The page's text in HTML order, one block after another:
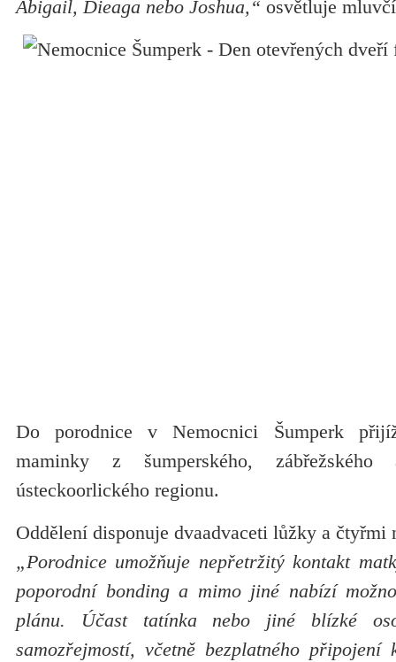
Abigail, Dieaga nebo Joshua,“ osvětluje
Do porodnice v Nemocnici Šumperk
maminky z šumperského,
ústeckoorlického regionu.
Oddělení disponuje dvaadvaceti lůžky a čtyřmi
„Porodnice umožňuje nepřetržitý kontakt
poporodní bonding a mimo jiné nabízí
plánu. Účast tatínka nebo jiné blízké
samozřejmostí, včetně bezplatného připojení